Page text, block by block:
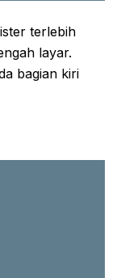
terlebih
layar.
bagian kiri